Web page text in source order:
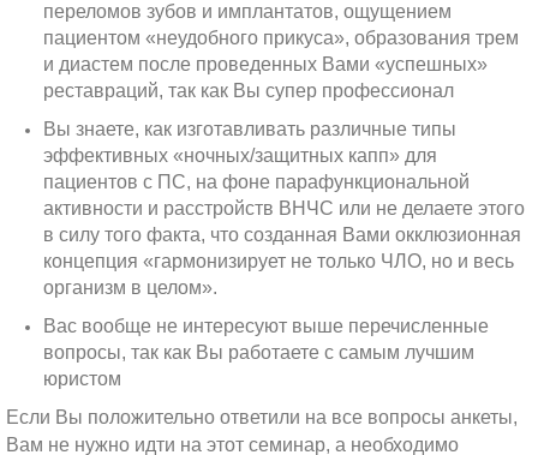
переломов зубов и имплантатов, ощущением
пациентом «неудобного прикуса», образования трем
и диастем после проведенных Вами «успешных»
реставраций, так как Вы супер профессионал
Вы знаете, как изготавливать различные типы
эффективных «ночных/защитных капп» для
пациентов с ПС, на фоне парафункциональной
активности и расстройств ВНЧС или не делаете этого
в силу того факта, что созданная Вами окклюзионная
концепция «гармонизирует не только ЧЛО, но и весь
организм в целом».
Вас вообще не интересуют выше перечисленные
вопросы, так как Вы работаете с самым лучшим
юристом
Если Вы положительно ответили на все вопросы анкеты,
Вам не нужно идти на этот семинар, а необходимо